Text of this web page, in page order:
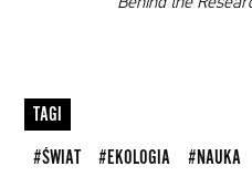
TAGI
#ŚWIAT #EKOLOGIA #NAUKA